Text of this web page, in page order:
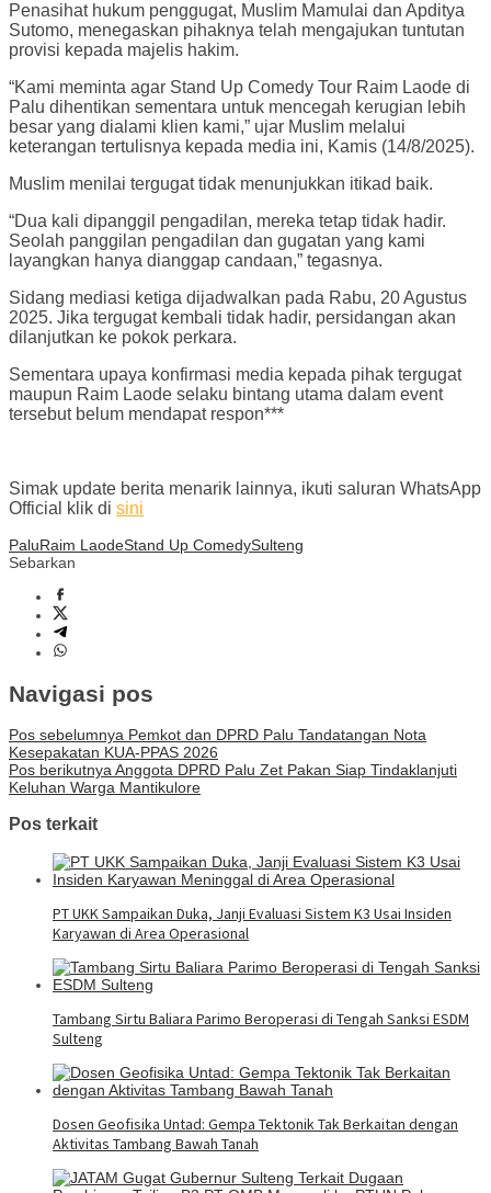
Penasihat hukum penggugat, Muslim Mamulai dan Apditya
Sutomo, menegaskan pihaknya telah mengajukan tuntutan
provisi kepada majelis hakim.
“Kami meminta agar Stand Up Comedy Tour Raim Laode di
Palu dihentikan sementara untuk mencegah kerugian lebih
besar yang dialami klien kami,” ujar Muslim melalui
keterangan tertulisnya kepada media ini, Kamis (14/8/2025).
Muslim menilai tergugat tidak menunjukkan itikad baik.
“Dua kali dipanggil pengadilan, mereka tetap tidak hadir.
Seolah panggilan pengadilan dan gugatan yang kami
layangkan hanya dianggap candaan,” tegasnya.
Sidang mediasi ketiga dijadwalkan pada Rabu, 20 Agustus
2025. Jika tergugat kembali tidak hadir, persidangan akan
dilanjutkan ke pokok perkara.
Sementara upaya konfirmasi media kepada pihak tergugat
maupun Raim Laode selaku bintang utama dalam event
tersebut belum mendapat respon***
Simak update berita menarik lainnya, ikuti saluran WhatsApp
Official klik di sini
PaluRaim LaodeStand Up ComedySulteng
Sebarkan
Navigasi pos
Pos sebelumnya Pemkot dan DPRD Palu Tandatangan Nota
Kesepakatan KUA-PPAS 2026
Pos berikutnya Anggota DPRD Palu Zet Pakan Siap Tindaklanjuti
Keluhan Warga Mantikulore
Pos terkait
PT UKK Sampaikan Duka, Janji Evaluasi Sistem K3 Usai Insiden
Karyawan di Area Operasional
Tambang Sirtu Baliara Parimo Beroperasi di Tengah Sanksi ESDM
Sulteng
Dosen Geofisika Untad: Gempa Tektonik Tak Berkaitan dengan
Aktivitas Tambang Bawah Tanah